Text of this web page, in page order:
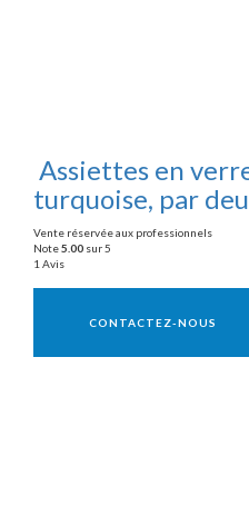
Assiettes en
turquoise, par
Vente réservée aux professionnels
Note5.00 sur 5
1 Avis
CONTACTEZ-NOUS